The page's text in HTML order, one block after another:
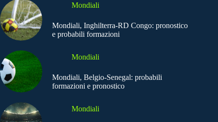
Mondiali
Mondiali, Inghilterra-RD Congo: pronostico
e probabili formazioni
Mondiali
Mondiali, Belgio-Senegal: probabili
formazioni e pronostico
Mondiali